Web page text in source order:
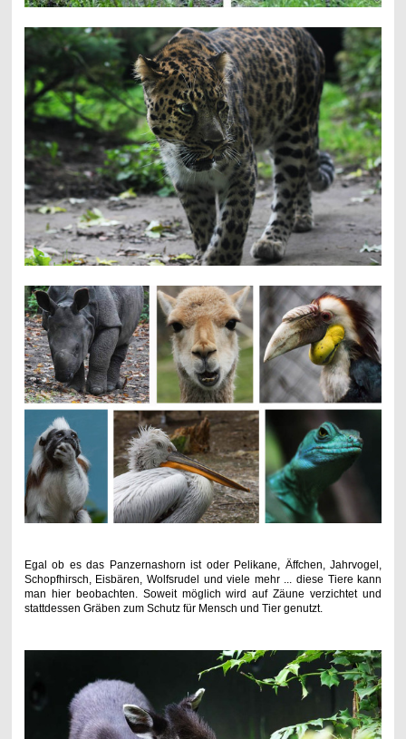
Egal ob es das Panzernashorn ist oder Pelikane, Äffchen, Jahrvogel,
Schopfhirsch, Eisbären, Wolfsrudel und viele mehr ... diese Tiere kann
man hier beobachten. Soweit möglich wird auf Zäune verzichtet und
stattdessen Gräben zum Schutz für Mensch und Tier genutzt.